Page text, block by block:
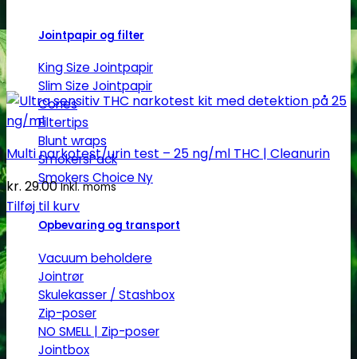
Jointpapir og filter
King Size Jointpapir
Slim Size Jointpapir
Cones
Filtertips
Blunt wraps
SmokersPack
Smokers Choice
Opbevaring og transport
Vacuum beholdere
Jointrør
Skulekasser / Stashbox
Zip-poser
NO SMELL | Zip-poser
Jointbox
Multi narkotest/urin test – 25 ng/ml THC | Cleanurin
kr. 29.00 Inkl. moms
Tilføj til kurv